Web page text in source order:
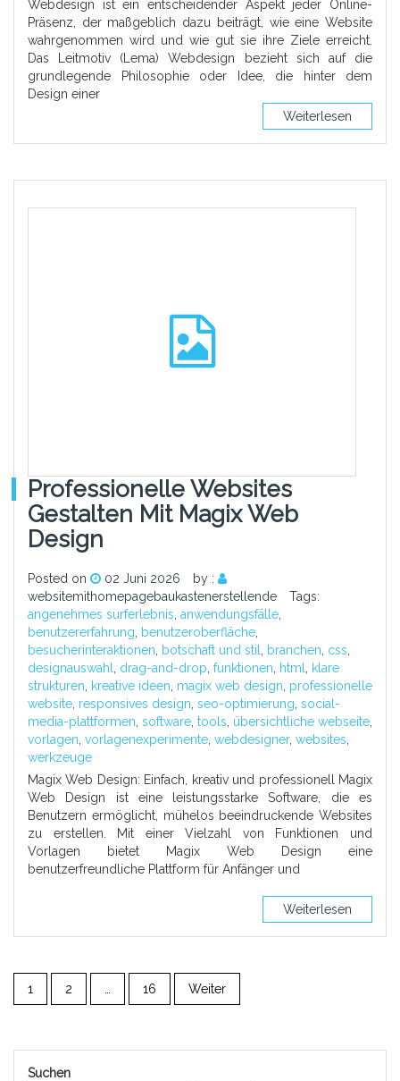
Webdesign ist ein entscheidender Aspekt jeder Online-
Präsenz, der maßgeblich dazu beiträgt, wie eine Website
wahrgenommen wird und wie gut sie ihre Ziele erreicht.
Das Leitmotiv (Lema) Webdesign bezieht sich auf die
grundlegende Philosophie oder Idee, die hinter dem
Design einer
Weiterlesen
Professionelle Websites
Gestalten Mit Magix Web
Design
Posted on 02 Juni 2026
by :
websitemithomepagebaukastenerstellende
Tags:
angenehmes surferlebnis anwendungsfälle
benutzererfahrung
benutzeroberfläche
besucherinteraktionen
botschaft und stil branchen css
designauswahl
drag-and-drop funktionen html
klare
strukturen
kreative ideen magix web design professionelle
website responsives design seo-optimierung social-
media-plattformen software tools übersichtliche webseite
vorlagen vorlagenexperimente webdesigner, websites
werkzeuge
Magix Web Design: Einfach, kreativ und professionell Magix
Web Design ist eine leistungsstarke Software, die es
Benutzern ermöglicht, mühelos beeindruckende Websites
zu erstellen. Mit einer Vielzahl von Funktionen und
Vorlagen bietet Magix Web Design eine
benutzerfreundliche Plattform für Anfänger und
Weiterlesen
1 2 16 Weiter
Suchen